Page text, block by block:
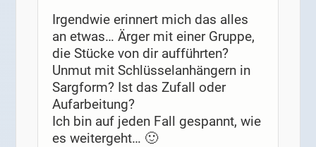
Irgendwie erinnert mich das alles
an etwas… Ärger mit einer Gruppe,
die Stücke von dir aufführten?
Unmut mit Schlüsselanhängern in
Sargform? Ist das Zufall oder
Aufarbeitung?
Ich bin auf jeden Fall gespannt, wie
es weitergeht… 🙂